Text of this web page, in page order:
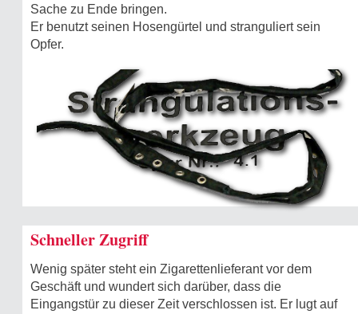
Sache zu Ende bringen.
Er benutzt seinen Hosengürtel und stranguliert sein
Opfer.
Schneller Zugriff
Wenig später steht ein Zigarettenlieferant vor dem
Geschäft und wundert sich darüber, dass die
Eingangstür zu dieser Zeit verschlossen ist. Er lugt auf